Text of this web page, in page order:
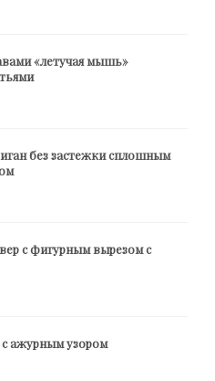
«летучая мышь»
без застежки сплошным
с фигурным вырезом с
ажурным узором